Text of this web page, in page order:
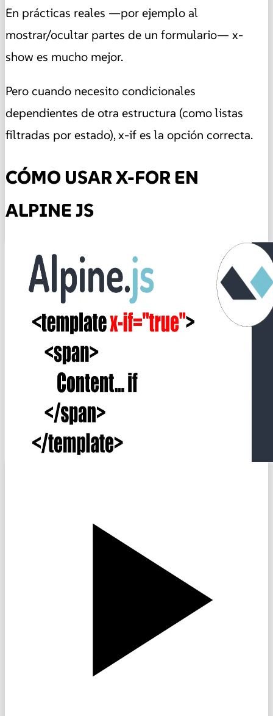
En prácticas reales —por ejemplo al
mostrar/ocultar partes de un formulario— x-
show es mucho mejor.
Pero cuando necesito condicionales
dependientes de otra estructura (como listas
filtradas por estado), x-if es la opción correcta.
CÓMO USAR X-FOR EN
ALPINE JS